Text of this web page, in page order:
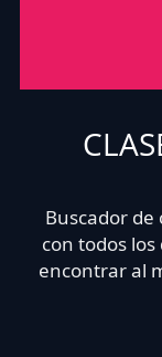
Buscador
con todos
encontrar al